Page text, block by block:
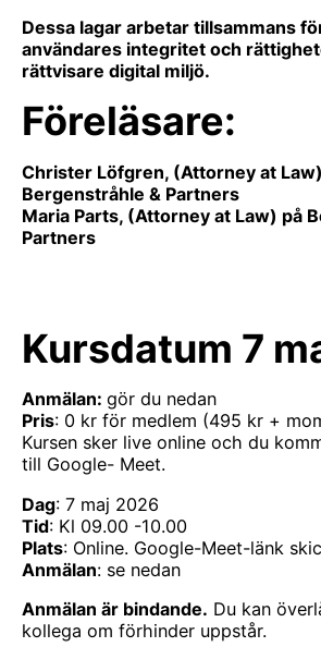
Dessa lagar arbetar tillsammans
användares integritet och
rättvisare digital miljö.
Föreläsare:
Christer Löfgren, (Attorney at
Bergenstråhle & Partners
Maria Parts, (Attorney at Law) på
Partners
Kursdatum 7
Anmälan: gör du nedan
Pris: 0 kr för medlem (495 kr +
Kursen sker live online och du
till Google- Meet.
Dag: 7 maj 2026
Tid: Kl 09.00 -10.00
Plats: Online. Google-Meet-länk
Anmälan: se nedan
Anmälan är bindande. Du kan
kollega om förhinder uppstår.